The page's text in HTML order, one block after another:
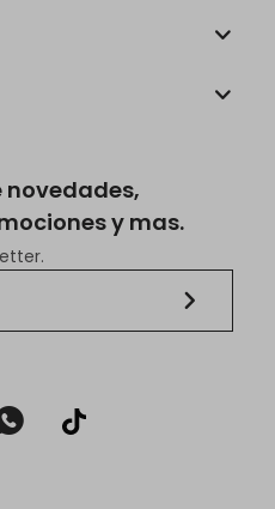
novedades,
y mas.